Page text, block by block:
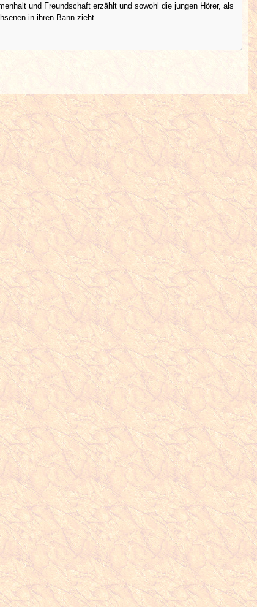
und Freundschaft erzählt und sowohl die jungen Hörer, als
in ihren Bann zieht.